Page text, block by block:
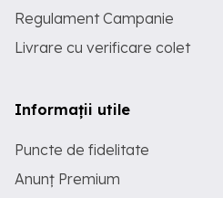
Regulament Campanie
Livrare cu verificare colet
Informații utile
Puncte de fidelitate
Anunț Premium